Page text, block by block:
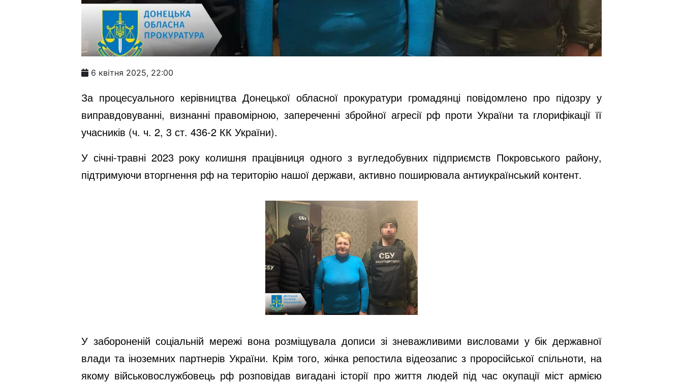
6 квітня 2025, 22:00
За процесуального керівництва Донецької обласної прокуратури громадянці повідомлено про підозру у
виправдовуванні, визнанні правомірною, запереченні збройної агресії рф проти України та глорифікації її
учасників (ч. ч. 2, 3 ст. 436-2 КК України).
У січні-травні 2023 року колишня працівниця одного з вугледобувних підприємств Покровського району,
підтримуючи вторгнення рф на територію нашої держави, активно поширювала антиукраїнський контент.
У забороненій соціальній мережі вона розміщувала дописи зі зневажливими висловами у бік державної
влади та іноземних партнерів України. Крім того, жінка репостила відеозапис з проросійської спільноти, на
якому військовослужбовець рф розповідав вигадані історії про життя людей під час окупації міст армією